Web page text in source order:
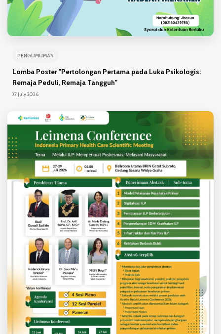
PENGUMUMAN
Lomba Poster "Pertolongan Pertama pada Luka Psikologis:
Remaja Peduli, Remaja Tangguh"
07 July 2026